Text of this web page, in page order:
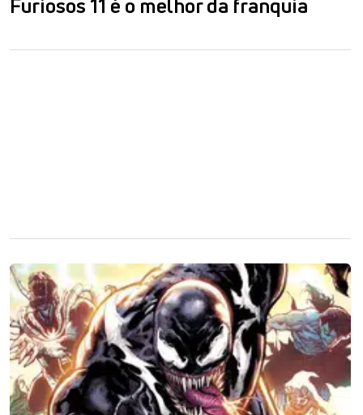
Furiosos 11 é o melhor da franquia